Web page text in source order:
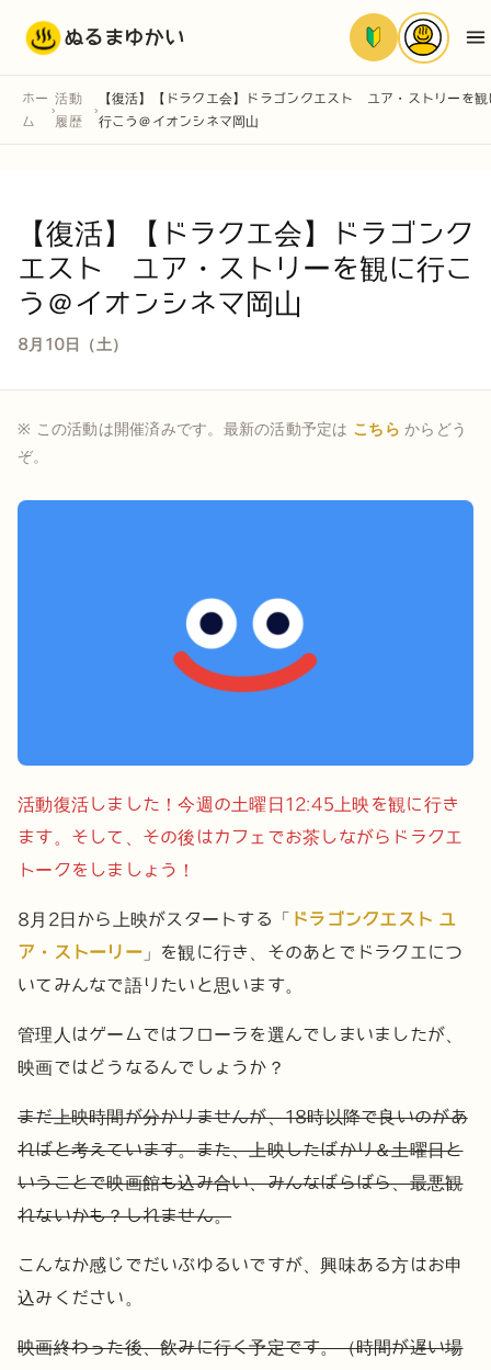
ぬるまゆかい
ホー
ム
›
活動
履歴
›
【復活】【ドラクエ会】ドラゴンクエスト ユア・ストリーを観
行こう＠イオンシネマ岡山
【復活】【ドラクエ会】ドラゴンク
エスト ユア・ストリーを観に行こ
う＠イオンシネマ岡山
8月10日（土）
※ この活動は開催済みです。最新の活動予定は こちら からどう
ぞ。
活動復活しました！今週の土曜日12:45上映を観に行き
ます。そして、その後はカフェでお茶しながらドラクエ
トークをしましょう！
8月2日から上映がスタートする「
ドラゴンクエスト ユ
ア・ストーリー」を観に行き、そのあとでドラクエにつ
いてみんなで語りたいと思います。
管理人はゲームではフローラを選んでしまいましたが、
映画ではどうなるんでしょうか？
まだ上映時間が分かりませんが、18時以降で良いのがあ
ればと考えています。また、上映したばかり＆土曜日と
いうことで映画館も込み合い、みんなばらばら、最悪観
れないかも？しれません。
こんなか感じでだいぶゆるいですが、興味ある方はお申
込みください。
映画終わった後、飲みに行く予定です。（時間が遅い場